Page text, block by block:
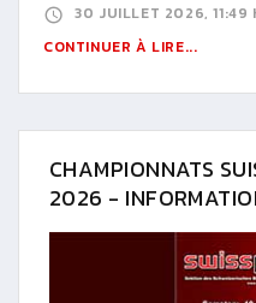
30 JUILLET 2026, 11:49
CONTINUER À LIRE...
CHAMPIONNATS
2026 -